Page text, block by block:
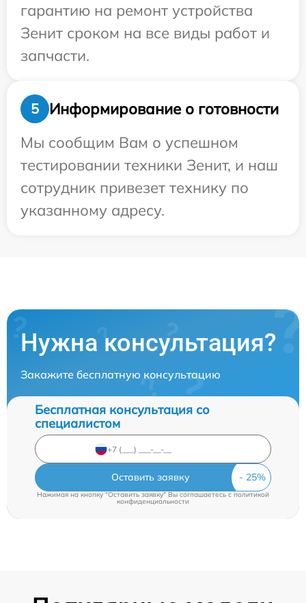
гарантию на ремонт устройства
Зенит сроком на все виды работ и
запчасти.
5
Информирование о готовности
Мы сообщим Вам о успешном
тестировании техники Зенит, и наш
сотрудник привезет технику по
указанному адресу.
Нужна консультация?
Закажите бесплатную консультацию
Бесплатная консультация со
специалистом
Оставить заявку
Нажимая на кнопку "Оставить заявку" Вы соглашаетесь c политикой
конфиденциальности